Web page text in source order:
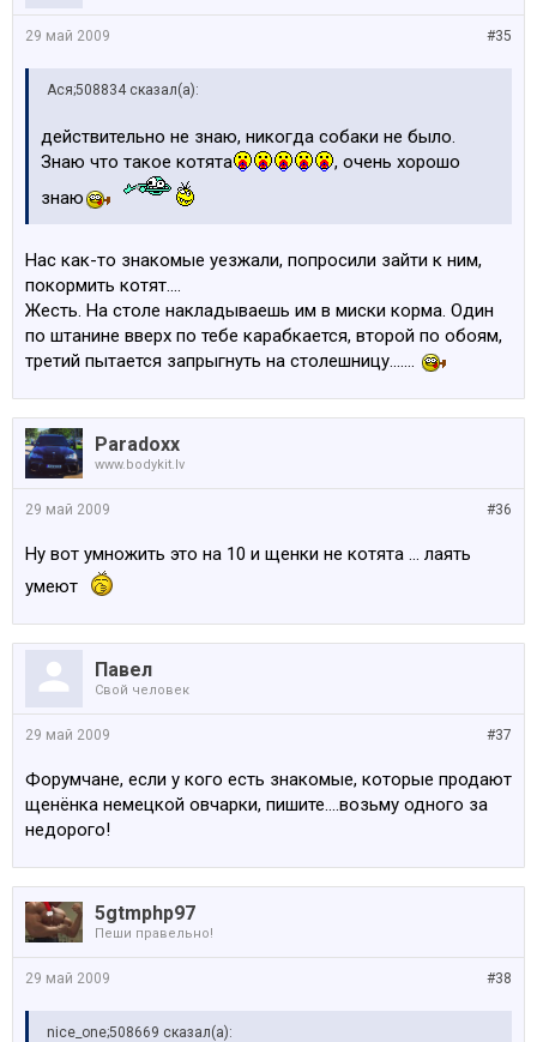
#35
29 май 2009
Ася;508834 сказал(а):
действительно не знаю, никогда собаки не было.
Знаю что такое котята
, очень хорошо
знаю
Нас как-то знакомые уезжали, попросили зайти к ним,
покормить котят....
Жесть. На столе накладываешь им в миски корма. Один
по штанине вверх по тебе карабкается, второй по обоям,
третий пытается запрыгнуть на столешницу.......
Paradoxx
www.bodykit.lv
#36
29 май 2009
Ну вот умножить это на 10 и щенки не котята ... лаять
умеют
Павел
Свой человек
#37
29 май 2009
Форумчане, если у кого есть знакомые, которые продают
щенёнка немецкой овчарки, пишите....возьму одного за
недорого!
5gtmphp97
Пеши правельно!
#38
29 май 2009
nice_one;508669 сказал(а):